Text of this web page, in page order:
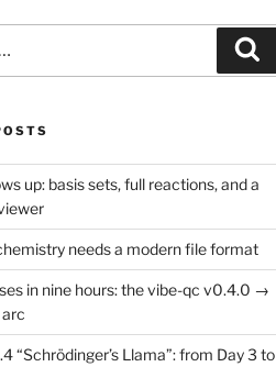
up: basis sets, full reactions, and a
needs a modern file format
in nine hours: the vibe-qc v0.4.0 →
“Schrödinger’s Llama”: from Day 3 to